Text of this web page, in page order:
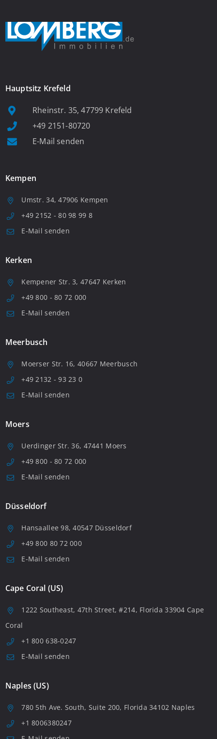
Hauptsitz Krefeld
Rheinstr. 35, 47799 Krefeld
+49 2151-80720
E-Mail senden
Kempen
Umstr. 34, 47906 Kempen
+49 2152 - 80 98 99 8
E-Mail senden
Kerken
Kempener Str. 3, 47647 Kerken
+49 800 - 80 72 000
E-Mail senden
Meerbusch
Moerser Str. 16, 40667 Meerbusch
+49 2132 - 93 23 0
E-Mail senden
Moers
Uerdinger Str. 36, 47441 Moers
+49 800 - 80 72 000
E-Mail senden
Düsseldorf
Hansaallee 98, 40547 Düsseldorf
+49 800 80 72 000
E-Mail senden
Cape Coral (US)
1222 Southeast, 47th Street, #214, Florida 33904 Cape
Coral
+1 800 638-0247
E-Mail senden
Naples (US)
780 5th Ave. South, Suite 200, Florida 34102 Naples
+1 8006380247